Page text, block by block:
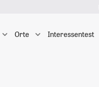
Orte Interessentest